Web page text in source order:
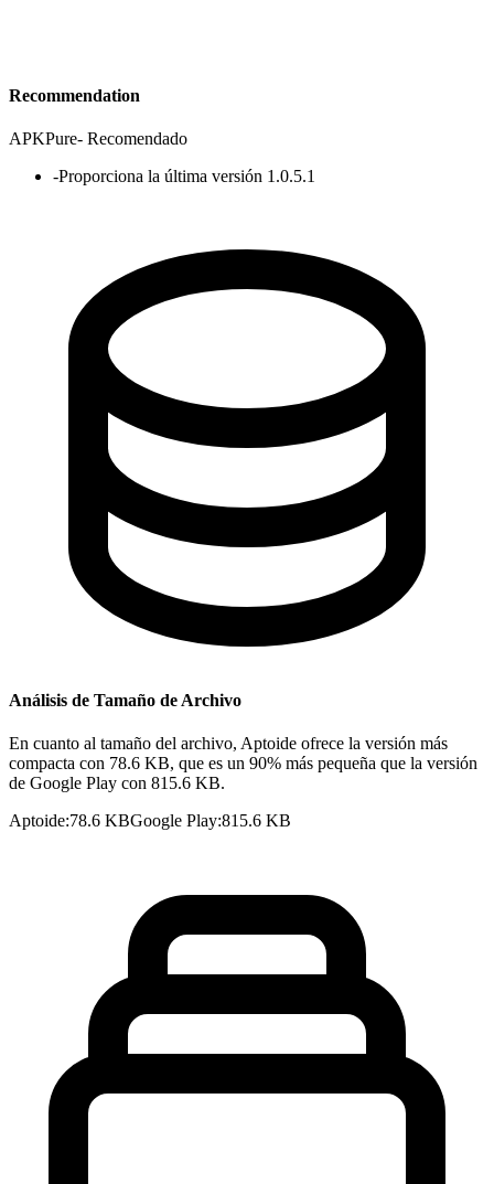
Recommendation
APKPure- Recomendado
-Proporciona la última versión 1.0.5.1
Análisis de Tamaño de Archivo
En cuanto al tamaño del archivo, Aptoide ofrece la versión más
compacta con 78.6 KB, que es un 90% más pequeña que la versión
de Google Play con 815.6 KB.
Aptoide:78.6 KBGoogle Play:815.6 KB